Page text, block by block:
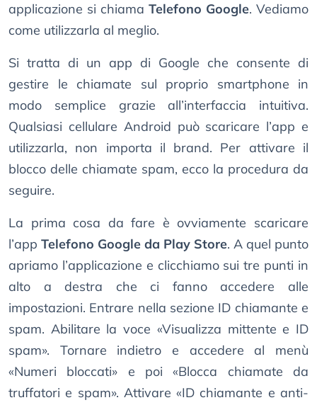
applicazione si chiama Telefono Google. Vediamo
come utilizzarla al meglio.
Si tratta di un app di Google che consente di
gestire le chiamate sul proprio smartphone in
modo semplice grazie all’interfaccia intuitiva.
Qualsiasi cellulare Android può scaricare l’app e
utilizzarla, non importa il brand. Per attivare il
blocco delle chiamate spam, ecco la procedura da
seguire.
La prima cosa da fare è ovviamente scaricare
l’app Telefono Google da Play Store. A quel punto
apriamo l’applicazione e clicchiamo sui tre punti in
alto a destra che ci fanno accedere alle
impostazioni. Entrare nella sezione ID chiamante e
spam. Abilitare la voce «Visualizza mittente e ID
spam». Tornare indietro e accedere al menù
«Numeri bloccati» e poi «Blocca chiamate da
truffatori e spam». Attivare «ID chiamante e anti-